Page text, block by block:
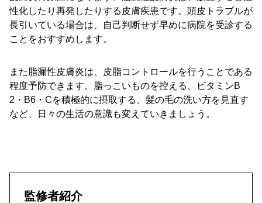
性化したり再発したりする皮膚疾患です。頭皮トラブルが
長引いている場合は、自己判断せず早めに病院を受診する
ことをおすすめします。
また脂漏性皮膚炎は、皮脂コントロールを行うことである
程度予防できます。脂っこいものを控える、ビタミンB
2・B6・Cを積極的に摂取する、髪の毛の洗い方を見直す
など、日々の生活の意識も変えていきましょう。
監修者紹介